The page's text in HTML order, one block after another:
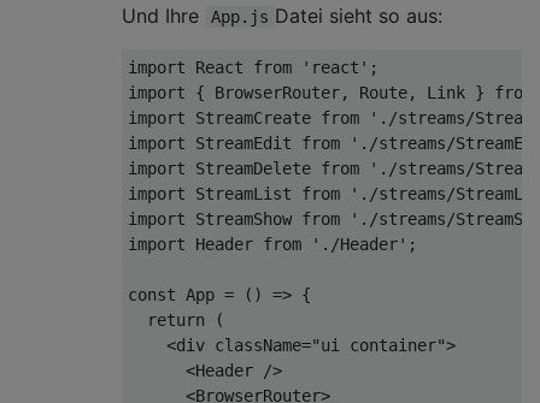
Und Ihre App.js Datei sieht so aus:
import React from 'react'
import { BrowserRouter, Route, Link } from
import StreamCreate from
'./streams/
import StreamEdit from
'./streams/
import StreamDelete from
'./streams/
import StreamList from
'./streams/
import StreamShow from
'./streams/
import Header from './Header' ;
const App = () => {
return (
<div className="ui container">
<Header />
<BrowserRouter>